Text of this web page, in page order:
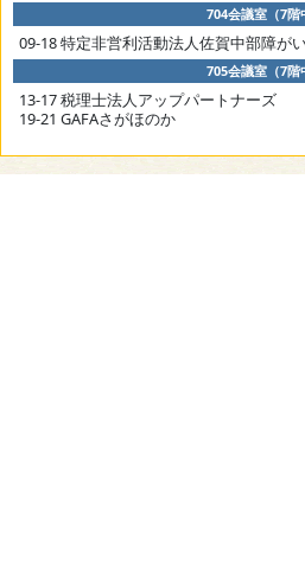
704会議室（7階
09-18 特定非営利活動法人佐賀中部障が
705会議室（7階
13-17 税理士法人アップパートナーズ
19-21 GAFAさがほのか